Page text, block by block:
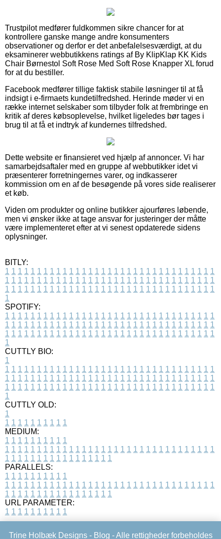
Trustpilot medfører fuldkommen sikre chancer for at
kontrollere ganske mange andre konsumenters
observationer og derfor er det anbefalelsesværdigt, at du
eksaminerer webbutikkens ratings af By KlipKlap KK Kids
Chair Børnestol Soft Rose Med Soft Rose Knapper XL forud
for at du bestiller.
Facebook medfører tillige faktisk stabile løsninger til at få
indsigt i e-firmaets kundetilfredshed. Herinde møder vi en
række internet selskaber som tilbyder folk at frembringe en
kritik af deres købsoplevelse, hvilket ligeledes bør tages i
brug til at få et indtryk af kundernes tilfredshed.
Dette website er finansieret ved hjælp af annoncer. Vi har
samarbejdsaftaler med en gruppe af webbutikker idet vi
præsenterer forretningernes varer, og indkasserer
kommission om en af de besøgende på vores side realiserer
et køb.
Viden om produkter og online butikker ajourføres løbende,
men vi ønsker ikke at tage ansvar for justeringer der måtte
være implementeret efter at vi senest opdaterede sidens
oplysninger.
BITLY:
1 1 1 1 1 1 1 1 1 1 1 1 1 1 1 1 1 1 1 1 1 1 1 1 1 1 1 1 1 1 1 1 1
1 1 1 1 1 1 1 1 1 1 1 1 1 1 1 1 1 1 1 1 1 1 1 1 1 1 1 1 1 1 1 1 1
1 1 1 1 1 1 1 1 1 1 1 1 1 1 1 1 1 1 1 1 1 1 1 1 1 1 1 1 1 1 1 1 1
1
SPOTIFY:
1 1 1 1 1 1 1 1 1 1 1 1 1 1 1 1 1 1 1 1 1 1 1 1 1 1 1 1 1 1 1 1 1
1 1 1 1 1 1 1 1 1 1 1 1 1 1 1 1 1 1 1 1 1 1 1 1 1 1 1 1 1 1 1 1 1
1 1 1 1 1 1 1 1 1 1 1 1 1 1 1 1 1 1 1 1 1 1 1 1 1 1 1 1 1 1 1 1 1
1
CUTTLY BIO:
1
1 1 1 1 1 1 1 1 1 1 1 1 1 1 1 1 1 1 1 1 1 1 1 1 1 1 1 1 1 1 1 1 1
1 1 1 1 1 1 1 1 1 1 1 1 1 1 1 1 1 1 1 1 1 1 1 1 1 1 1 1 1 1 1 1 1
1 1 1 1 1 1 1 1 1 1 1 1 1 1 1 1 1 1 1 1 1 1 1 1 1 1 1 1 1 1 1 1 1
1
CUTTLY OLD:
1
1 1 1 1 1 1 1 1 1 1
MEDIUM:
1 1 1 1 1 1 1 1 1 1
1 1 1 1 1 1 1 1 1 1 1 1 1 1 1 1 1 1 1 1 1 1 1 1 1 1 1 1 1 1 1 1 1
1 1 1 1 1 1 1 1 1 1 1 1 1 1 1 1 1
PARALLELS:
1 1 1 1 1 1 1 1 1 1
1 1 1 1 1 1 1 1 1 1 1 1 1 1 1 1 1 1 1 1 1 1 1 1 1 1 1 1 1 1 1 1 1
1 1 1 1 1 1 1 1 1 1 1 1 1 1 1 1 1
URL PARAMETER:
1 1 1 1 1 1 1 1 1 1
Trine Holbæk Designs - Blog - Alle rettigheder forbeholdes